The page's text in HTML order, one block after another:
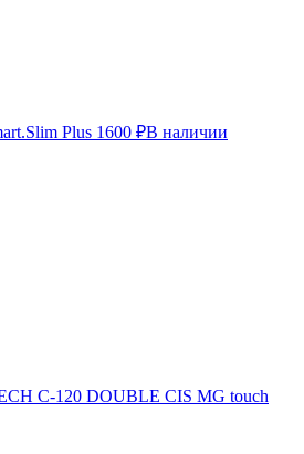
Plus 1600 ₽В наличии
C-120 DOUBLE CIS MG touch